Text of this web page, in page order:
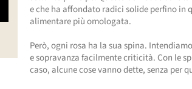
e che ha affondato radici solide perfino in
alimentare più omologata.
Però, ogni rosa ha la sua spina.
e sopravanza facilmente criticità. Con le
caso, alcune cose vanno dette, senza per